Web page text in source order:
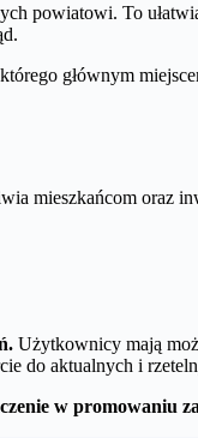
powiatowi. To
głównym
mieszkańcom oraz
Użytkownicy mają
do aktualnych i
w promowaniu